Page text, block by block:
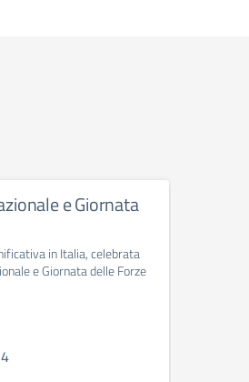
e Giornata
in Italia, celebrata
e Giornata delle Forze